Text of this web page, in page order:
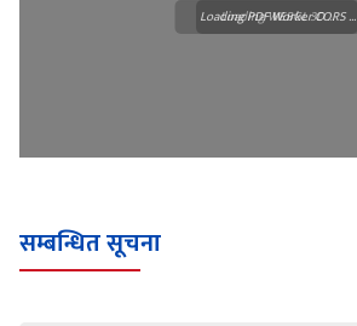
Loading WEBGL 3D ...
Loading PDF Worker CORS ...
सम्बन्धित सूचना